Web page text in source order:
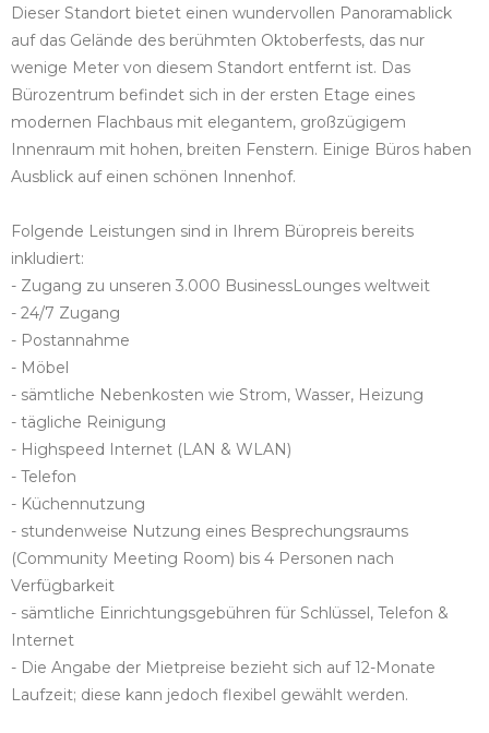
Dieser Standort bietet einen wundervollen Panoramablick
auf das Gelände des berühmten Oktoberfests, das nur
wenige Meter von diesem Standort entfernt ist. Das
Bürozentrum befindet sich in der ersten Etage eines
modernen Flachbaus mit elegantem, großzügigem
Innenraum mit hohen, breiten Fenstern. Einige Büros haben
Ausblick auf einen schönen Innenhof.
Folgende Leistungen sind in Ihrem Büropreis bereits
inkludiert:
- Zugang zu unseren 3.000 BusinessLounges weltweit
- 24/7 Zugang
- Postannahme
- Möbel
- sämtliche Nebenkosten wie Strom, Wasser, Heizung
- tägliche Reinigung
- Highspeed Internet (LAN & WLAN)
- Telefon
- Küchennutzung
- stundenweise Nutzung eines Besprechungsraums
(Community Meeting Room) bis 4 Personen nach
Verfügbarkeit
- sämtliche Einrichtungsgebühren für Schlüssel, Telefon &
Internet
- Die Angabe der Mietpreise bezieht sich auf 12-Monate
Laufzeit; diese kann jedoch flexibel gewählt werden.